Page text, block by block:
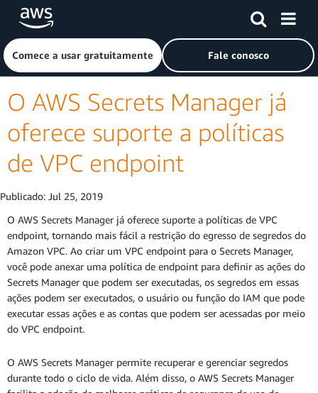
Pular para o conteúdo principal
Clique aqui para voltar à página inicial da Amazon Web
Comece a usar gratuitamente Fale conosco
O AWS Secrets Manager já
oferece suporte a políticas
de VPC endpoint
Publicado: Jul 25, 2019
O AWS Secrets Manager já oferece suporte a políticas de VPC
endpoint, tornando mais fácil a restrição do egresso de segredos do
Amazon VPC. Ao criar um VPC endpoint para o Secrets Manager,
você pode anexar uma política de endpoint para definir as ações do
Secrets Manager que podem ser executadas, os segredos em essas
ações podem ser executados, o usuário ou função do IAM que pode
executar essas ações e as contas que podem ser acessadas por meio
do VPC endpoint.
O AWS Secrets Manager permite recuperar e gerenciar segredos
durante todo o ciclo de vida. Além disso, o AWS Secrets Manager